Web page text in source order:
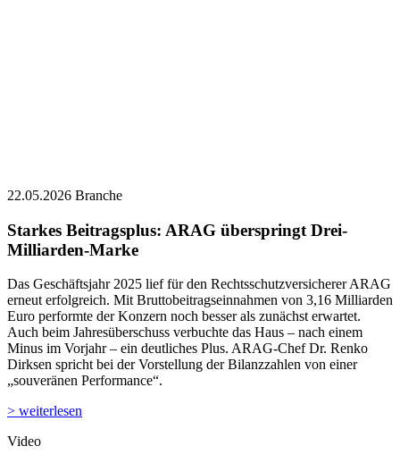
22.05.2026 Branche
Starkes Beitragsplus: ARAG überspringt Drei-
Milliarden-Marke
Das Geschäftsjahr 2025 lief für den Rechtsschutzversicherer ARAG
erneut erfolgreich. Mit Bruttobeitragseinnahmen von 3,16 Milliarden
Euro performte der Konzern noch besser als zunächst erwartet.
Auch beim Jahresüberschuss verbuchte das Haus – nach einem
Minus im Vorjahr – ein deutliches Plus. ARAG-Chef Dr. Renko
Dirksen spricht bei der Vorstellung der Bilanzzahlen von einer
„souveränen Performance“.
> weiterlesen
Video